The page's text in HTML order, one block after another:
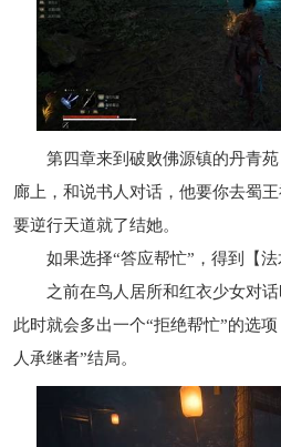
第四章来到破败佛源镇的丹青
廊上，和说书人对话，他要你去蜀
要逆行天道就了结她。
如果选择“答应帮忙”，得到【法
之前在鸟人居所和红衣少女对
此时就会多出一个“拒绝帮忙”的选
人承继者”结局。